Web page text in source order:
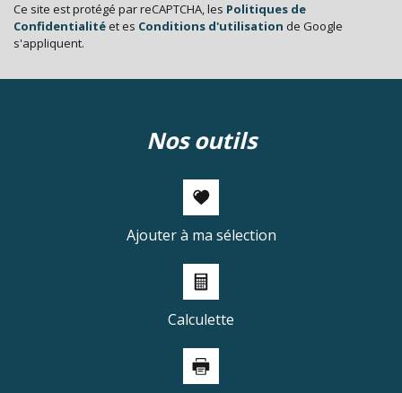
Ce site est protégé par reCAPTCHA, les Politiques de
Confidentialité et es Conditions d'utilisation de Google
s'appliquent.
nos outils
Ajouter à ma sélection
Calculette